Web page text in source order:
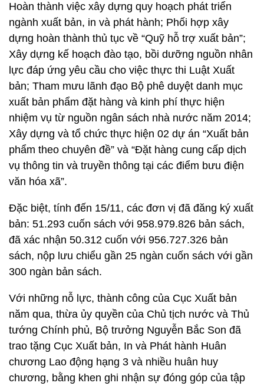
Hoàn thành việc xây dựng quy hoạch phát triển
ngành xuất bản, in và phát hành; Phối hợp xây
dựng hoàn thành thủ tục về “Quỹ hỗ trợ xuất bản”;
Xây dựng kế hoạch đào tạo, bồi dưỡng nguồn nhân
lực đáp ứng yêu cầu cho việc thực thi Luật Xuất
bản; Tham mưu lãnh đạo Bộ phê duyệt danh mục
xuất bản phẩm đặt hàng và kinh phí thực hiện
nhiệm vụ từ nguồn ngân sách nhà nước năm 2014;
Xây dựng và tổ chức thực hiện 02 dự án “Xuất bản
phẩm theo chuyên đề” và “Đặt hàng cung cấp dịch
vụ thông tin và truyền thông tại các điểm bưu điện
văn hóa xã”.
Đặc biệt, tính đến 15/11, các đơn vị đã đăng ký xuất
bản: 51.293 cuốn sách với 958.979.826 bản sách,
đã xác nhận 50.312 cuốn với 956.727.326 bản
sách, nộp lưu chiểu gần 25 ngàn cuốn sách với gần
300 ngàn bản sách.
Với những nỗ lực, thành công của Cục Xuất bản
năm qua, thừa ủy quyền của Chủ tịch nước và Thủ
tướng Chính phủ, Bộ trưởng Nguyễn Bắc Son đã
trao tặng Cục Xuất bản, In và Phát hành Huân
chương Lao động hạng 3 và nhiều huân huy
chương, bằng khen ghi nhận sự đóng góp của tập